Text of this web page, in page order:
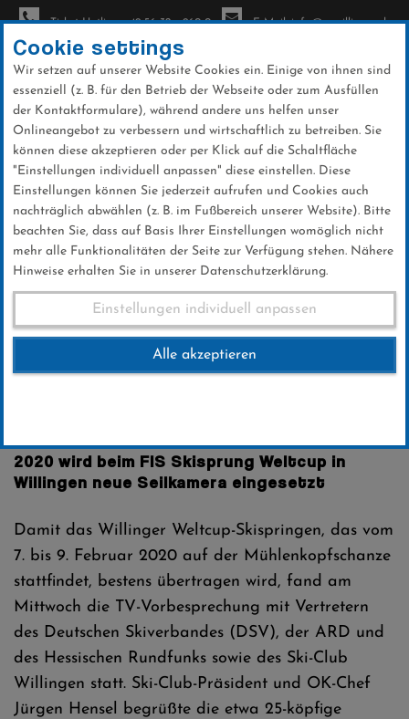
Direkt
zum
Inhalt
Ticket-Hotline: +49 56 32 - 960-0 E-Mail: info@sc-willingen.de
News
Fernsehbesprechung
01 .November 2019
2020 wird beim FIS Skisprung Weltcup in
Willingen neue Seilkamera eingesetzt
Damit das Willinger Weltcup-Skispringen, das vom
7. bis 9. Februar 2020 auf der Mühlenkopfschanze
stattfindet, bestens übertragen wird, fand am
Mittwoch die TV-Vorbesprechung mit Vertretern
des Deutschen Skiverbandes (DSV), der ARD und
des Hessischen Rundfunks sowie des Ski-Club
Willingen statt. Ski-Club-Präsident und OK-Chef
Jürgen Hensel begrüßte die etwa 25-köpfige
Cookie settings
Wir setzen auf unserer Website Cookies ein. Einige von ihnen sind
essenziell (z. B. für den Betrieb der Webseite oder zum Ausfüllen
der Kontaktformulare), während andere uns helfen unser
Onlineangebot zu verbessern und wirtschaftlich zu betreiben. Sie
können diese akzeptieren oder per Klick auf die Schaltfläche
"Einstellungen individuell anpassen" diese einstellen. Diese
Einstellungen können Sie jederzeit aufrufen und Cookies auch
nachträglich abwählen (z. B. im Fußbereich unserer Website). Bitte
beachten Sie, dass auf Basis Ihrer Einstellungen womöglich nicht
mehr alle Funktionalitäten der Seite zur Verfügung stehen. Nähere
Hinweise erhalten Sie in unserer Datenschutzerklärung.
Einstellungen individuell anpassen
Alle akzeptieren